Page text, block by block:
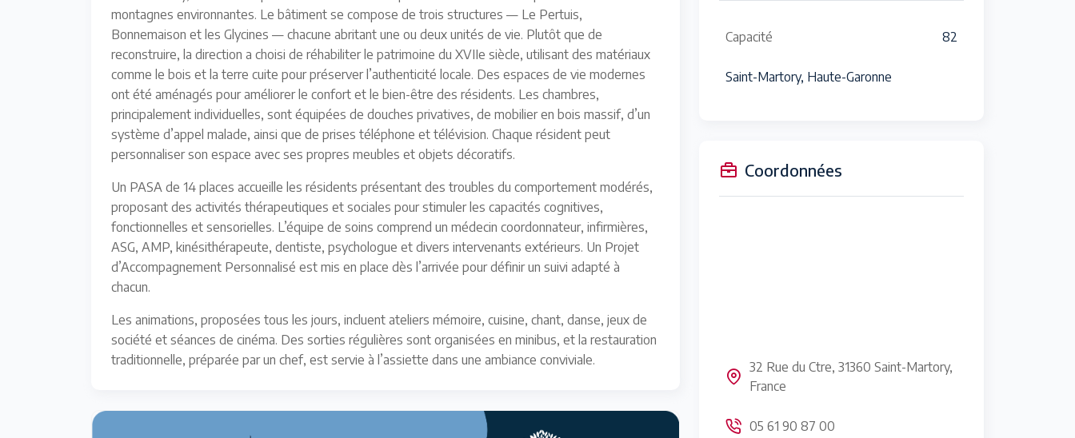
montagnes environnantes. Le bâtiment se compose de trois structures — Le Pertuis,
Bonnemaison et les Glycines — chacune abritant une ou deux unités de vie. Plutôt que de
reconstruire, la direction a choisi de réhabiliter le patrimoine du XVIIe siècle, utilisant des matériaux
comme le bois et la terre cuite pour préserver l’authenticité locale. Des espaces de vie modernes
ont été aménagés pour améliorer le confort et le bien-être des résidents. Les chambres,
principalement individuelles, sont équipées de douches privatives, de mobilier en bois massif, d’un
système d’appel malade, ainsi que de prises téléphone et télévision. Chaque résident peut
personnaliser son espace avec ses propres meubles et objets décoratifs.
Un PASA de 14 places accueille les résidents présentant des troubles du comportement modérés,
proposant des activités thérapeutiques et sociales pour stimuler les capacités cognitives,
fonctionnelles et sensorielles. L’équipe de soins comprend un médecin coordonnateur, infirmières,
ASG, AMP, kinésithérapeute, dentiste, psychologue et divers intervenants extérieurs. Un Projet
d’Accompagnement Personnalisé est mis en place dès l’arrivée pour définir un suivi adapté à
chacun.
Les animations, proposées tous les jours, incluent ateliers mémoire, cuisine, chant, danse, jeux de
société et séances de cinéma. Des sorties régulières sont organisées en minibus, et la restauration
traditionnelle, préparée par un chef, est servie à l’assiette dans une ambiance conviviale.
Capacité 82
Saint-Martory, Haute-Garonne
Coordonnées
32 Rue du Ctre, 31360 Saint-Martory,
France
05 61 90 87 00